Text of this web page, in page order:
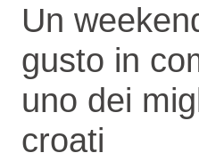
Hotel e resort
Campeggi
Un
gusto in
uno dei
croati